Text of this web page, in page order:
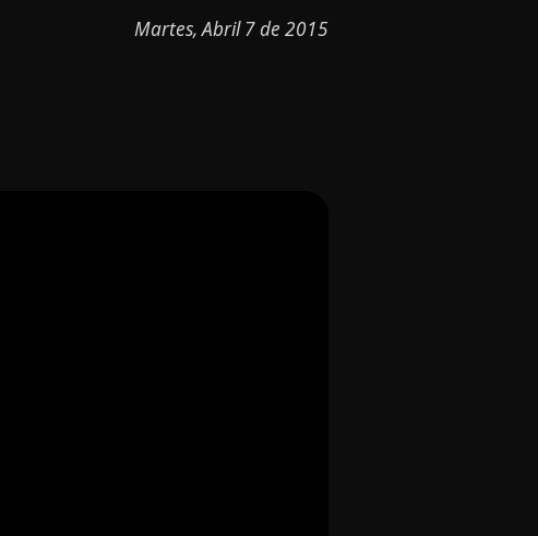
Martes, Abril 7 de 2015